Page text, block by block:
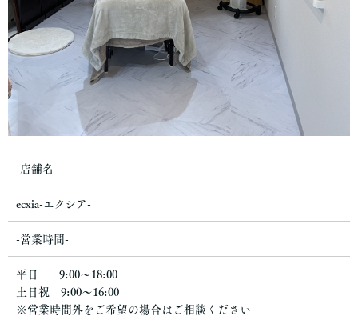
-店舗名-
ecxia-エクシア-
-営業時間-
平日 9:00〜18:00
土日祝 9:00〜16:00
※営業時間外をご希望の場合はご相談ください